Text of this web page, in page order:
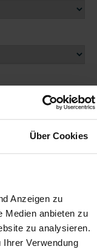
Über Cookies
Anzeigen zu
Medien anbieten zu
zu analysieren.
Verwendung